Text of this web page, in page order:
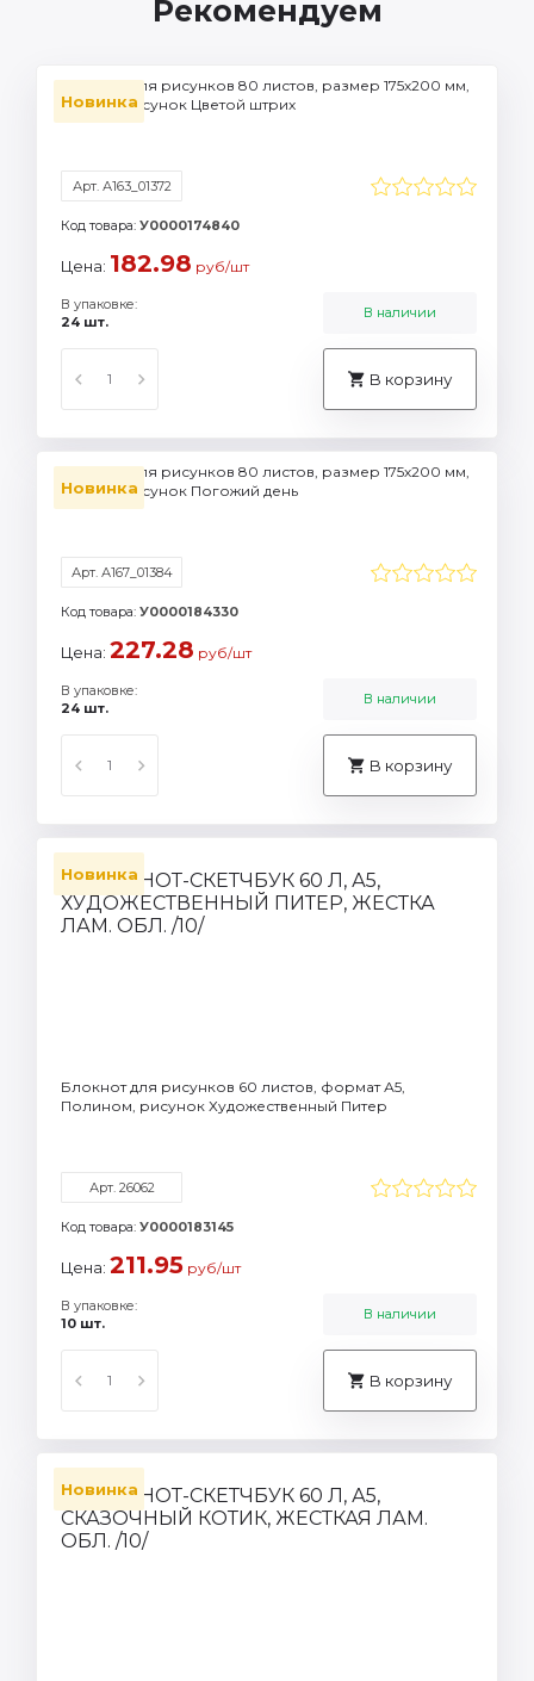
Рекомендуем
Новинка
Блокнот для рисунков 80 листов, размер 175х200 мм,
Светоч, рисунок Цветой штрих
Арт. А163_01372
Код товара: У0000174840
Цена: 182.98 руб/шт
В упаковке:
24 шт.
В наличии
В корзину
Новинка
Блокнот для рисунков 80 листов, размер 175х200 мм,
Светоч, рисунок Погожий день
Арт. А167_01384
Код товара: У0000184330
Цена: 227.28 руб/шт
В упаковке:
24 шт.
В наличии
В корзину
Новинка
Блокнот для рисунков 60 листов, формат А5,
Полином, рисунок Художественный Питер
Арт. 26062
Код товара: У0000183145
Цена: 211.95 руб/шт
В упаковке:
10 шт.
В наличии
В корзину
Новинка